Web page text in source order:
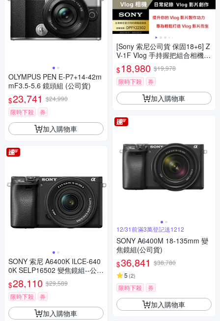
OLYMPUS PEN E-P7+14-42m
mF3.5-5.6 鏡頭組 (公司貨)
$23,741 $24,990
限時下殺
券
加入購物車
SONY 索尼 A6400K ILCE-640
0K SELP16502 變焦鏡組--公司
貨
$28,110 $29,589
限時下殺
券
加入購物車
[Sony 索尼公司貨 保固18+6] Z
V-1F Vlog 手持握把組合相機
(網紅新手/生活隨拍)
$18,980 $19,978
限時下殺
券
加入購物車
12/31前滿3萬登記送1212
SONY A6400M 18-135mm 變
焦鏡組(公司貨)
$36,841 $38,780
5 (2)
限時下殺 券
加入購物車